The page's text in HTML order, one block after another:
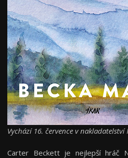
Vychází 16. července v nakladatelství
Carter Beckett je nejlepší hráč